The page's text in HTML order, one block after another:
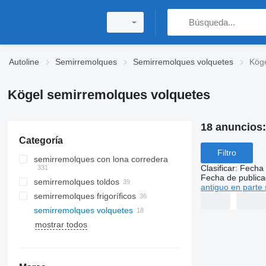
Autoline Semirremolques Semirremolques volquetes
Kögel semirremolques volquetes
Categoría
semirremolques con lona corredera
semirremolques toldos
semirremolques frigoríficos
semirremolques volquetes
mostrar todos
18 anuncios:
Filtro
Clasificar: Fecha
Fecha de
antiguo en parte